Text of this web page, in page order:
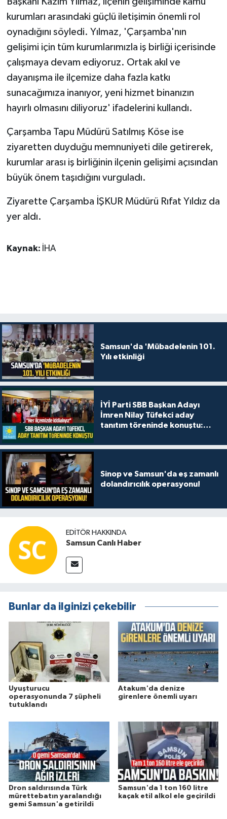
kurumları arasındaki güçlü iletişimin önemli rol
oynadığını söyledi. Yılmaz, 'Çarşamba'nın
gelişimi için tüm kurumlarımızla iş birliği içerisinde
çalışmaya devam ediyoruz. Ortak akıl ve
dayanışma ile ilçemize daha fazla katkı
sunacağımıza inanıyor, yeni hizmet binanızın
hayırlı olmasını diliyoruz' ifadelerini kullandı.
Çarşamba Tapu Müdürü Satılmış Köse ise
ziyaretten duyduğu memnuniyeti dile getirerek,
kurumlar arası iş birliğinin ilçenin gelişimi açısından
büyük önem taşıdığını vurguladı.
Ziyarette Çarşamba İŞKUR Müdürü Rıfat Yıldız da
yer aldı.
Kaynak: İHA
Samsun'da 'Mübadelenin 101.
Yılı etkinliği
İYİ Parti SBB Başkan Adayı
İmren Nilay Tüfekci aday
tanıtım töreninde konuştu:
Sinop ve Samsun'da eş zamanlı
dolandırıcılık operasyonu!
EDITÖR HAKKINDA
Samsun Canlı Haber
Bunlar da ilginizi çekebilir
Uyuşturucu
operasyonunda 7 şüpheli
tutuklandı
Atakum'da denize
girenlere önemli uyarı
Dron saldırısında Türk
mürettebatın yaralandığı
gemi Samsun'a getirildi
Samsun'da 1 ton 160 litre
kaçak etil alkol ele geçirildi